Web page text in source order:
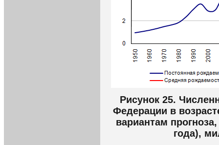
Рисунок 25.
Федерации в
вариантам
года),